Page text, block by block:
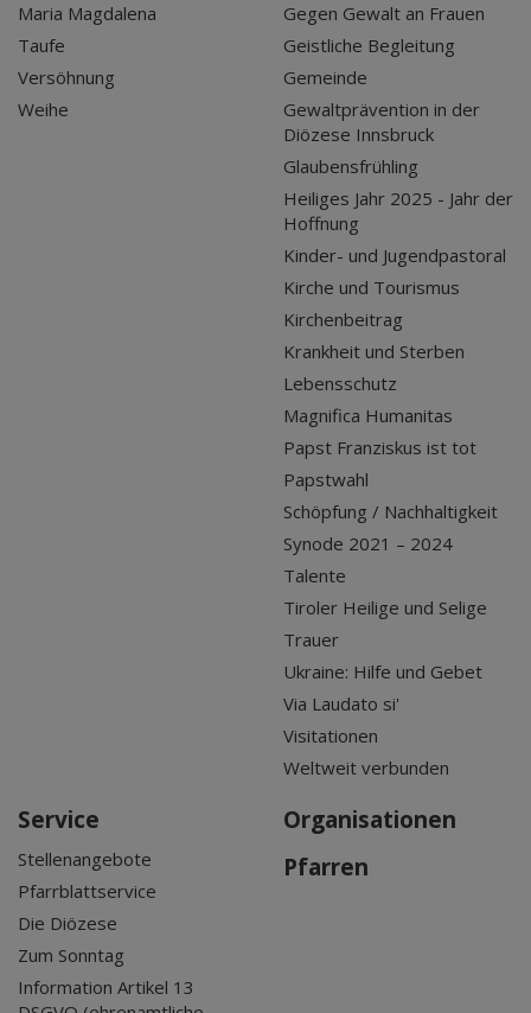
Maria Magdalena
Taufe
Versöhnung
Weihe
Gegen Gewalt an Frauen
Geistliche Begleitung
Gemeinde
Gewaltprävention in der
Diözese Innsbruck
Glaubensfrühling
Heiliges Jahr 2025 - Jahr der
Hoffnung
Kinder- und Jugendpastoral
Kirche und Tourismus
Kirchenbeitrag
Krankheit und Sterben
Lebensschutz
Magnifica Humanitas
Papst Franziskus ist tot
Papstwahl
Schöpfung / Nachhaltigkeit
Synode 2021 – 2024
Talente
Tiroler Heilige und Selige
Trauer
Ukraine: Hilfe und Gebet
Via Laudato si'
Visitationen
Weltweit verbunden
Service
Stellenangebote
Pfarrblattservice
Die Diözese
Zum Sonntag
Information Artikel 13
Organisationen
Pfarren